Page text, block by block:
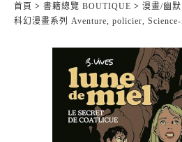
首頁 > 書籍總覽 BOUTIQUE > 漫畫/幽
科幻漫畫系列 Aventure, policier,